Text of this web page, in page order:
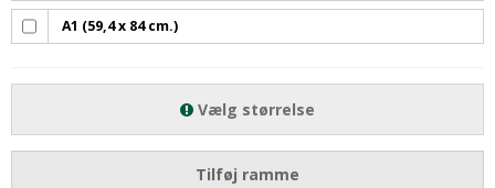
A1 (59,4 x 84 cm.)
Vælg størrelse
Tilføj ramme